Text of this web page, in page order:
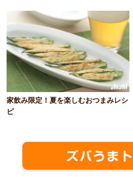
家飲み限定！夏を楽しむおつまみレシ
ピ